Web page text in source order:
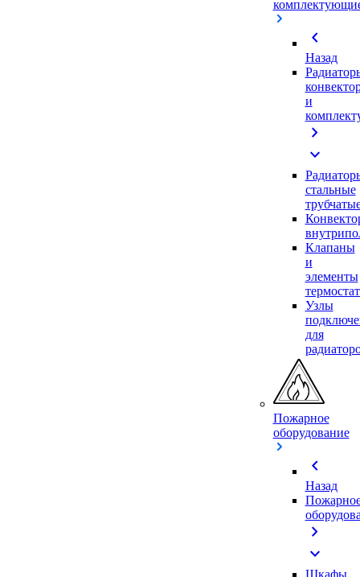
chevron_left
Назад
и
chevron_right
expand_more
стальные
Клапаны
и
элементы
Узлы
для
Пожарное
оборудование
chevron_left
Назад
chevron_right
expand_more
Шкафы